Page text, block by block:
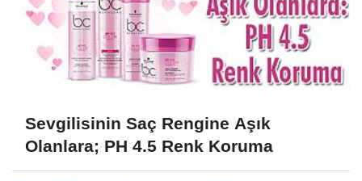
Sevgilisinin Saç Rengine Aşık
Olanlara; PH 4.5 Renk Koruma